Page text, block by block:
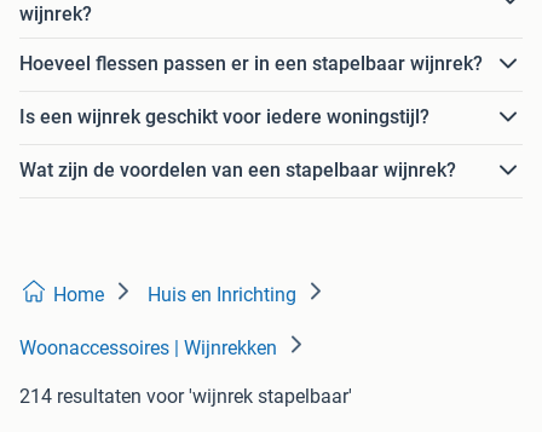
wijnrek?
Hoeveel flessen passen er in een stapelbaar wijnrek?
Is een wijnrek geschikt voor iedere woningstijl?
Wat zijn de voordelen van een stapelbaar wijnrek?
Home Huis en Inrichting
Woonaccessoires | Wijnrekken
214 resultaten voor 'wijnrek stapelbaar'